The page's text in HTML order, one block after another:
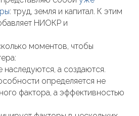
: труд, земля и капитал. К этим
НИОКР и
моментов, чтобы
а создаются.
определяется не
фактора, а эффективностью